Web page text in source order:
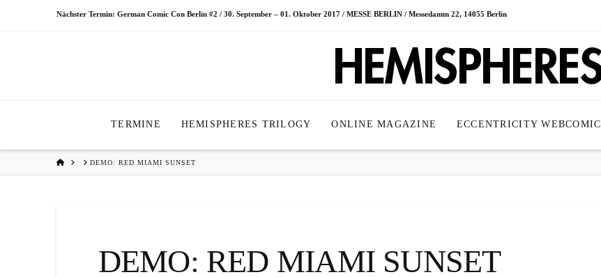
Nächster Termin: German Comic Con Berlin #2 / 30. September – 01. Oktober 2017 / MESSE BERLIN / Messedamm 22, 14055 Berlin
TERMINE HEMISPHERES TRILOGY ONLINE MAGAZINE ECCENTRICITY WEBCOMIC
HOME DEMO: RED MIAMI SUNSET
DEMO: RED MIAMI SUNSET